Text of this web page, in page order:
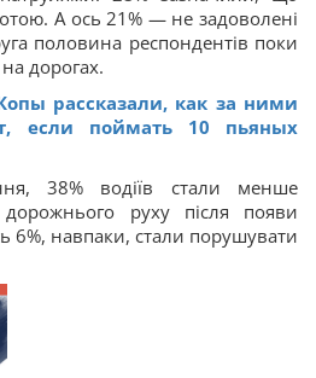
А ось 21% — не задоволені
половина респондентів поки
дорогах.
рассказали, как за ними
если поймать 10 пьяных
38% водіїв стали менше
руху після появи
6%, навпаки, стали порушувати